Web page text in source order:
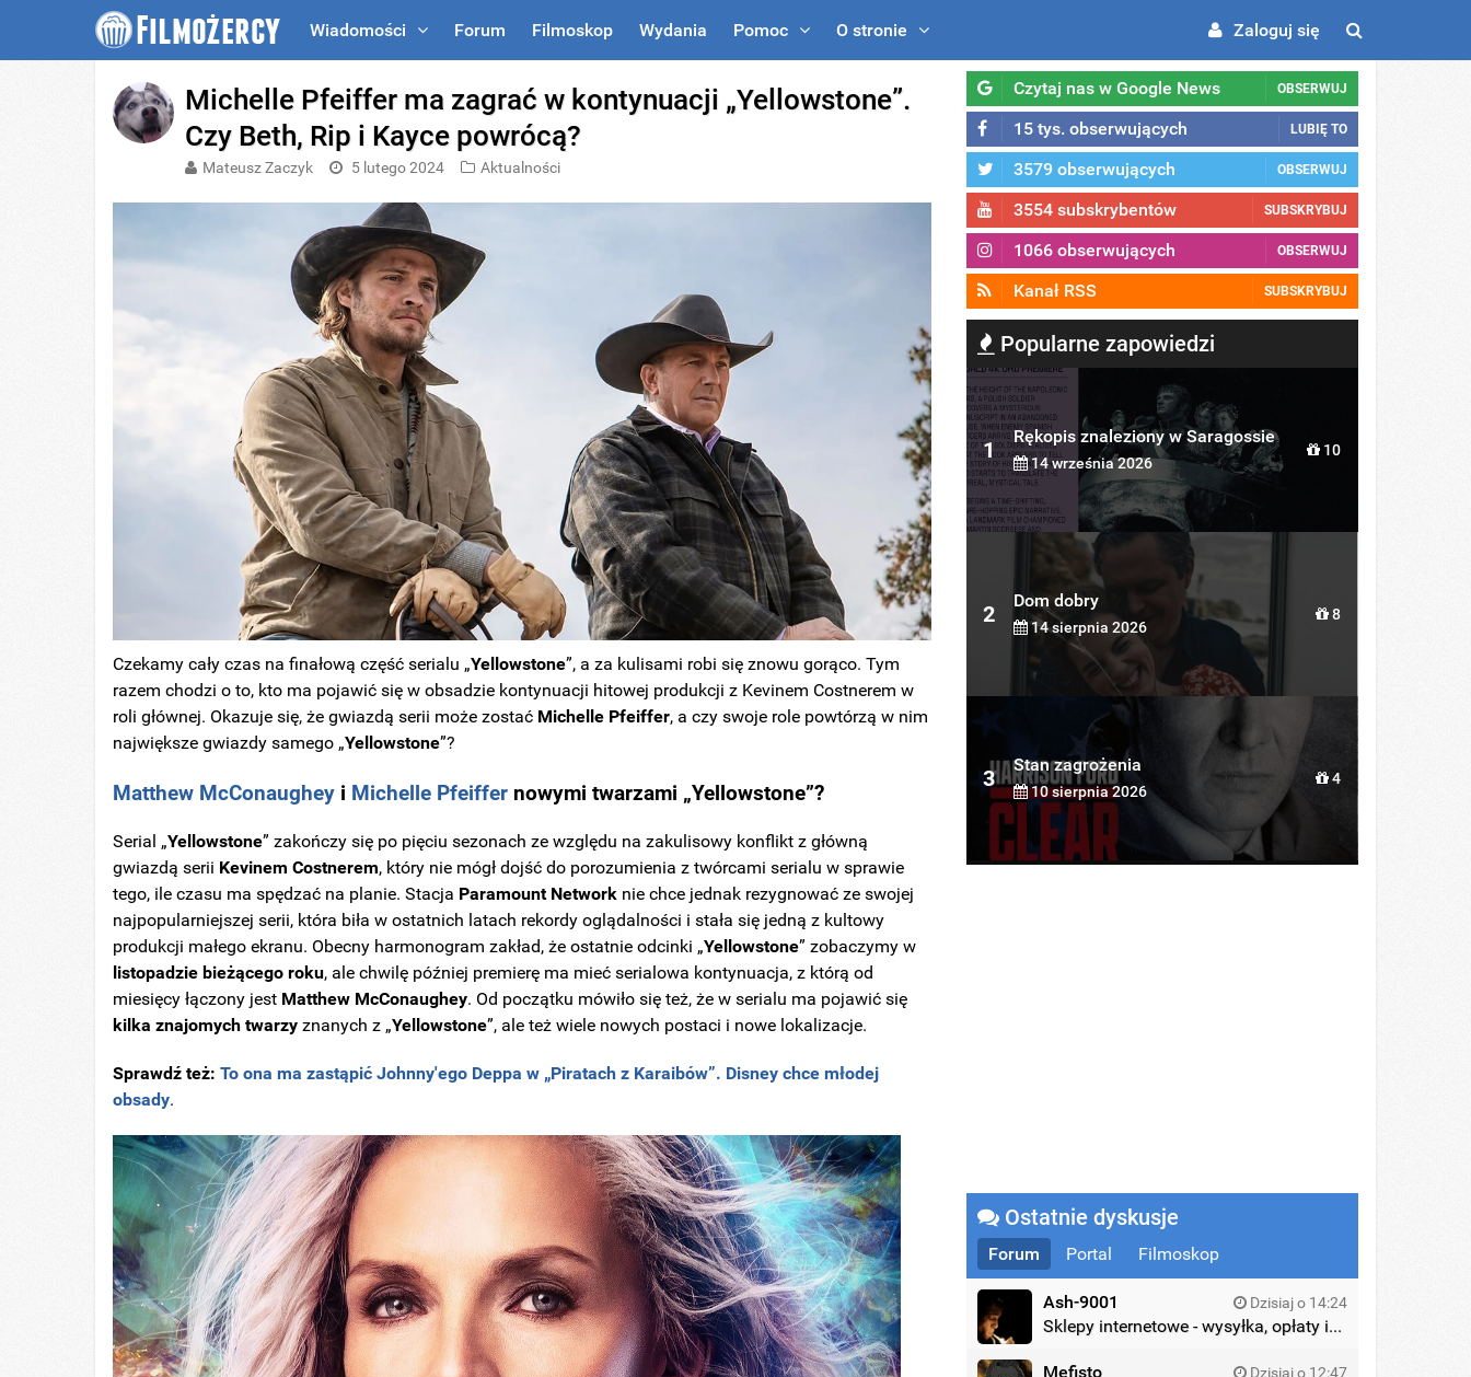
Wiadomości Forum Filmoskop Wydania Pomoc O stronie Zaloguj się
Michelle Pfeiffer ma zagrać w kontynuacji „Yellowstone”.
Czy Beth, Rip i Kayce powrócą?
Mateusz Zaczyk 5 lutego 2024 Aktualności
Czekamy cały czas na finałową część serialu „Yellowstone”, a za kulisami robi się znowu gorąco. Tym
razem chodzi o to, kto ma pojawić się w obsadzie kontynuacji hitowej produkcji z Kevinem Costnerem w
roli głównej. Okazuje się, że gwiazdą serii może zostać Michelle Pfeiffer, a czy swoje role powtórzą w nim
największe gwiazdy samego „Yellowstone”?
Matthew McConaughey i Michelle Pfeiffer nowymi twarzami „Yellowstone”?
Serial „Yellowstone” zakończy się po pięciu sezonach ze względu na zakulisowy konflikt z główną
gwiazdą serii Kevinem Costnerem, który nie mógł dojść do porozumienia z twórcami serialu w sprawie
tego, ile czasu ma spędzać na planie. Stacja Paramount Network nie chce jednak rezygnować ze swojej
najpopularniejszej serii, która biła w ostatnich latach rekordy oglądalności i stała się jedną z kultowy
produkcji małego ekranu. Obecny harmonogram zakład, że ostatnie odcinki „Yellowstone” zobaczymy w
listopadzie bieżącego roku, ale chwilę później premierę ma mieć serialowa kontynuacja, z którą od
miesięcy łączony jest Matthew McConaughey. Od początku mówiło się też, że w serialu ma pojawić się
kilka znajomych twarzyznanych z „Yellowstone”, ale też wiele nowych postaci i nowe lokalizacje.
Sprawdź też:To ona ma zastąpić Johnny'ego Deppa w „Piratach z Karaibów”. Disney chce młodej
obsady.
Czytaj nas w Google News OBSERWUJ
15 tys. obserwujących LUBIĘ TO
3579 obserwujących OBSERWUJ
3554 subskrybentów SUBSKRYBUJ
1066 obserwujących OBSERWUJ
Kanał RSS SUBSKRYBUJ
Popularne zapowiedzi
1
Rękopis znaleziony w Saragossie
14 września 2026
10
2
Dom dobry
14 sierpnia 2026
8
3
Stan zagrożenia
10 sierpnia 2026
4
Ostatnie dyskusje
Forum Portal Filmoskop
Ash-9001 Dzisiaj o 14:24
Sklepy internetowe - wysyłka, opłaty itd.
Mefisto Dzisiaj o 12:47